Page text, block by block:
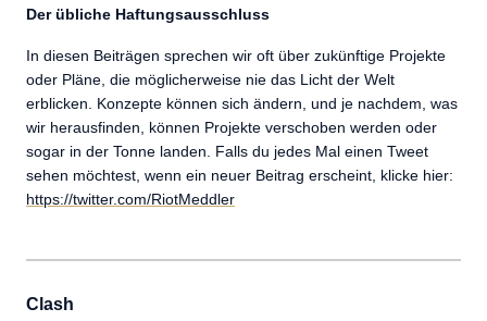
Der übliche Haftungsausschluss
In diesen Beiträgen sprechen wir oft über zukünftige Projekte
oder Pläne, die möglicherweise nie das Licht der Welt
erblicken. Konzepte können sich ändern, und je nachdem, was
wir herausfinden, können Projekte verschoben werden oder
sogar in der Tonne landen. Falls du jedes Mal einen Tweet
sehen möchtest, wenn ein neuer Beitrag erscheint, klicke hier:
https://twitter.com/RiotMeddler
Clash